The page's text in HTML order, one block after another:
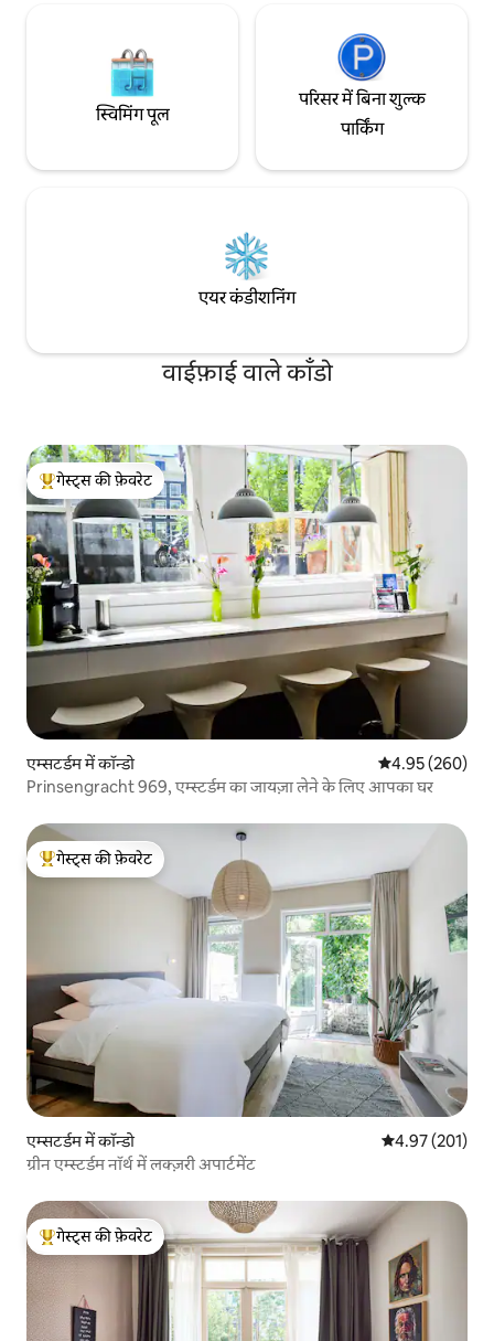
स्विमिंग पूल
परिसर में बिना शुल्क
पार्किंग
एयर कंडीशनिंग
वाईफ़ाई वाले काँडो
गेस्ट्स का टॉप फ़ेवरेट
गेस्ट्स की फ़ेवरेट
एम्सटर्डम में कॉन्डो औसत रेटिंग 5 में से
4.95 (260)
Prinsengracht 969, एम्स्टर्डम का जायज़ा लेने के लिए आपका घर
गेस्ट्स का टॉप फ़ेवरेट
गेस्ट्स की फ़ेवरेट
एम्सटर्डम में कॉन्डो औसत रेटिंग 5 में से
4.97 (201)
ग्रीन एम्स्टर्डम नॉर्थ में लक्ज़री अपार्टमेंट
गेस्ट्स का टॉप फ़ेवरेट
गेस्ट्स की फ़ेवरेट